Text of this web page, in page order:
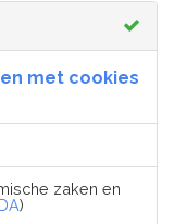
met cookies
zaken en
)